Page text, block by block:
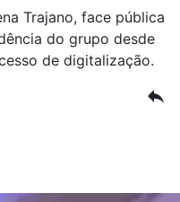
Trajano, face pública
do grupo desde
de digitalização.
reply